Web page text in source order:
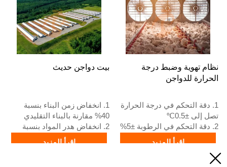
+8618830120193، اتصل بنا
للحصول على قائمة الأسعار
5. استقبال عبر الإنترنت على
مدار 24 ساعة رقم الواتساب:
بيت دواجن حديث
1. انخفاض زمن البناء بنسبة
40% مقارنة بالبناء التقليدي
2. انخفاض هدر المواد بنسبة
اقرأ المزيد
نظام تهوية وضبط درجة
الحرارة للدواجن
1. دقة التحكم في درجة الحرارة
تصل إلى ±0.5℃
2. دقة التحكم في الرطوبة ±5%
الرئيسية 45000 م³/ساعة
اقرأ المزيد
